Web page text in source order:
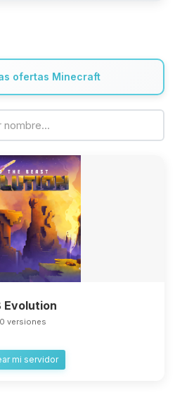
ofertas Minecraft
Evolution
versiones
mi servidor